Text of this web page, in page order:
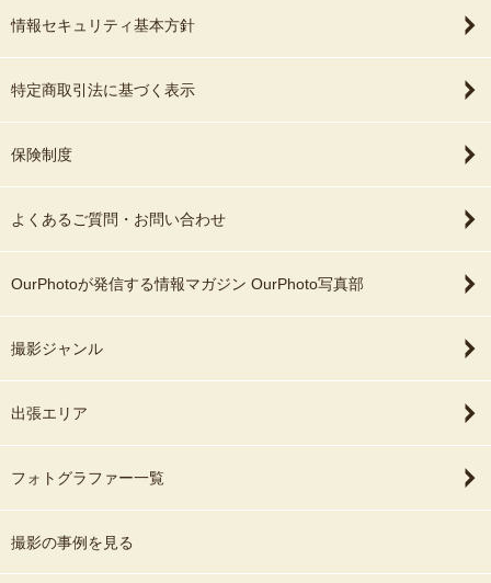
情報セキュリティ基本方針
特定商取引法に基づく表示
保険制度
よくあるご質問・お問い合わせ
OurPhotoが発信する情報マガジン OurPhoto写真部
撮影ジャンル
出張エリア
フォトグラファー一覧
撮影の事例を見る